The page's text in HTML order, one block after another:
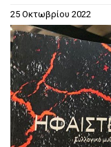
25 Οκτωβρίου 2022